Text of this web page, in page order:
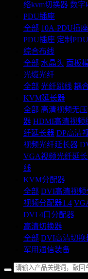
络kvm切换器 数字
PDU插座
全部 10A-PDU插座
PDU插座 定制
综合布线
全部 水晶头 面板
光缆光纤
全部 光纤跳线 耦
KVM延长器
全部 高清视频无
器 HDMI高清视频
纤延长器 DP高清
视频光纤延长器
VGA视频光纤延
线
KVM分配器
全部 DVI高清视频
视频分配器1.4
DVI 4口分配器
高清切换器
全部 DVI高清切换
军用通信装备